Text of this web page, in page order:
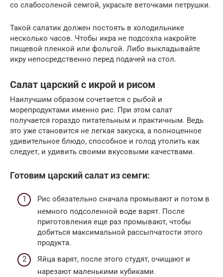
со слабосоленой семгой, украсьте веточками петрушки.
Такой салатик должен постоять в холодильнике
несколько часов. Чтобы икра не подсохла накройте
пищевой пленкой или фольгой. Либо выкладывайте
икру непосредственно перед подачей на стол.
Салат царский с икрой и рисом
Наилучшим образом сочетается с рыбой и
морепродуктами именно рис. При этом салат
получается гораздо питательным и практичным. Ведь
это уже становится не легкая закуска, а полноценное
удивительное блюдо, способное и голод утолить как
следует, и удивить своими вкусовыми качествами.
Готовим царский салат из семги:
Рис обязательно сначала промывают и потом в
немного подсоленной воде варят. После
приготовления еще раз промывают, чтобы
добиться максимальной рассыпчатости этого
продукта.
Яйца варят, после этого студят, очищают и
нарезают маленькими кубиками.